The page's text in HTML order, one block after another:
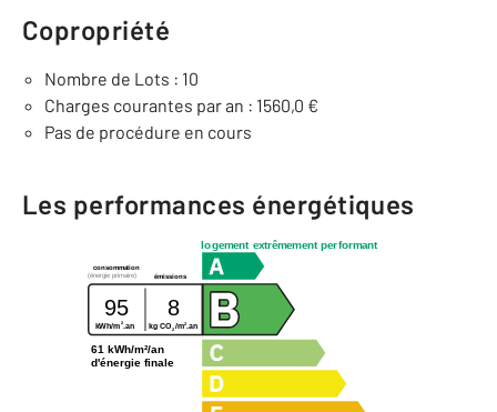
Copropriété
Nombre de Lots : 10
Charges courantes par an : 1560,0 €
Pas de procédure en cours
Les performances énergétiques
logement extrêmement performant
consommation
émissions
(énergie primaire)
95 8
kWh/m 2.an kg CO2/m2.an
61 kWh/m²/an
d'énergie finale